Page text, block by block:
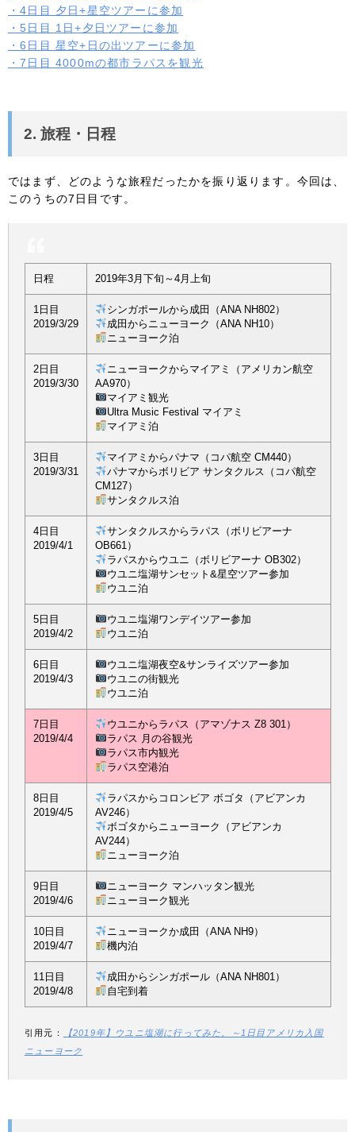
・4日目 夕日+星空ツアーに参加
・5日目 1日+夕日ツアーに参加
・6日目 星空+日の出ツアーに参加
・7日目 4000mの都市ラパスを観光
2. 旅程・日程
ではまず、どのような旅程だったかを振り返ります。今回は、
このうちの7日目です。
日程 2019年3月下旬～4月上旬
1日目
2019/3/29
シンガポールから成田（ANA NH802）
成田からニューヨーク（ANA NH10）
ニューヨーク泊
2日目
2019/3/30
ニューヨークからマイアミ（アメリカン航空
AA970）
マイアミ観光
Ultra Music Festival マイアミ
マイアミ泊
3日目
2019/3/31
マイアミからパナマ（コパ航空 CM440）
パナマからボリビア サンタクルス（コパ航空
CM127）
サンタクルス泊
4日目
2019/4/1
サンタクルスからラパス（ボリビアーナ
OB661）
ラパスからウユニ（ボリビアーナ OB302）
ウユニ塩湖サンセット&星空ツアー参加
ウユニ泊
5日目
2019/4/2
ウユニ塩湖ワンデイツアー参加
ウユニ泊
6日目
2019/4/3
ウユニ塩湖夜空&サンライズツアー参加
ウユニの街観光
ウユニ泊
7日目
2019/4/4
ウユニからラパス（アマゾナス Z8 301）
ラパス 月の谷観光
ラパス市内観光
ラパス空港泊
8日目
2019/4/5
ラパスからコロンビア ボゴタ（アビアンカ
AV246）
ボゴタからニューヨーク（アビアンカ
AV244）
ニューヨーク泊
9日目
2019/4/6
ニューヨーク マンハッタン観光
ニューヨーク観光
10日目
2019/4/7
ニューヨークか成田（ANA NH9）
機内泊
11日目
2019/4/8
成田からシンガポール（ANA NH801）
自宅到着
引用元：
【2019年】ウユニ塩湖に行ってみた。～1日目アメリカ入国
ニューヨーク